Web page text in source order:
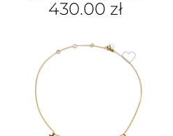
430.00 zł